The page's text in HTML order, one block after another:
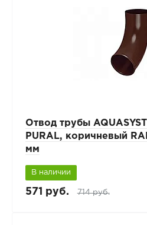
Отвод трубы
PURAL, коричневый
мм
В наличии
571 руб. 714 руб.